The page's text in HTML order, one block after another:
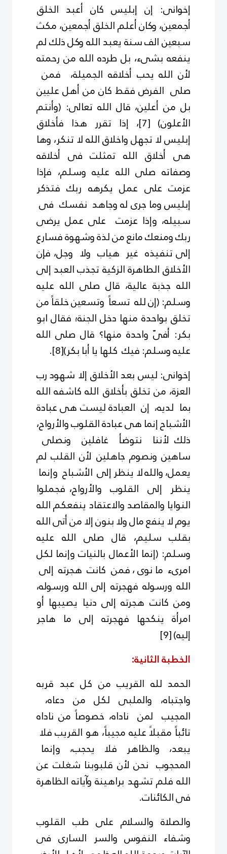
إخوانى: إن إبليس كان أعبد الخلق
أجمعين، وكان أعلم الخلق أجمعين، مكث
سبعين الف سنة يعبد الله وكل ذلك لم
ينفعه بشىء، بل طرده الله من رحمته
لأن الله يحب أخلاقه الجميلة، فمن
صلى الفرض فقط كان من أهل عليين
بل من أعلين، قال الله تعالى: (وأنتم
الأعلون) [7] ، إذا تقرر هذا فأخلاق
إبليس لا تجهل واخلاق الله لا تنكر، وها
هى أخلاق الله تمثلت فى أخلاقه
وصفاته صلى الله عليه وسلم، فإذا
عزمت على عمل يكرهه ربك فتذكر
إبليس وما جرى له وجاهد نفسك فى
سبيله، وإذا عزمت على عمل يرضى
ربك ومنعك مانع من لذة وشهوة فسارع
إلى تنفيذه غير هياب ولا وجل، فإن
الأخلاق الطاهرة الزكية تجذب العبد إلى
الله جذبة عالية، قال صلى الله عليه
وسلم: (إن لله تسعاً وتسعين خلقاً من
تخلق بواحدة منها دخل الجنة؛ فقال ابو
بكر: أفىّ واحدة منها؟ قال صلى الله
عليه وسلم: فيك كلها يا أبا بكر)[8]
.
إخوانى: ليس بعد الأخلاق إلا شهود رب
العزة، من تخلق بأخلاق الله كاشفه الله
بما لديه، إن العبادة ليست هى عبادة
الأشباح إنما هى عبادة القلوب والأرواح،
ذلك لأننا نتوضأ غافلين ونصلى
ساهين ونصوم جاهلين لأن القلب لم
يعمل، واللهلا ينظر إلى الأشباح وإنما
ينظر إلى القلوب والأرواح، فجملوا
النوايا والمقاصد والاعتقاد ينفعكم الله
يوم لا ينفع مال ولا بنون إلا من أتى الله
بقلب سليم، قال صلى الله عليه
وسلم: (إنما الأعمال بالنيات وإنما لكل
امرىء ما نوى ، فمن كانت هجرته إلى
الله ورسوله فهجرته إلى الله ورسوله،
ومن كانت هجرته إلى دنيا يصيبها أو
امرأة ينكحها فهجرته إلى ما هاجر
إليه)[9]
الخطبة الثانية:
الحمد لله القريب من كل عبد قربه
واجتباه، والملبى لكل من دعاه،
المجيب لمن ناداه، خصوصاً من ناداه
تائباً مقبلاً عليه مجيباً، هو القريب فلا
يبعد، والظاهر فلا يحجب، وإنما
المحجوب نحن لأن قلبوبنا شغلت عن
الله فلم تشهد براهينة وآياته الظاهرة
فى الكائنات.
والصلاة والسلام على طب القلوب
وشفاء النفوس والسر السارى فى